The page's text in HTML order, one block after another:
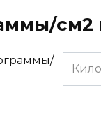
см2